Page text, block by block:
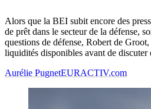
Alors que la BEI subit encore des
de prêt dans le secteur de la défense,
questions de défense, Robert de
liquidités disponibles avant de discuter
Aurélie PugnetEURACTIV.com